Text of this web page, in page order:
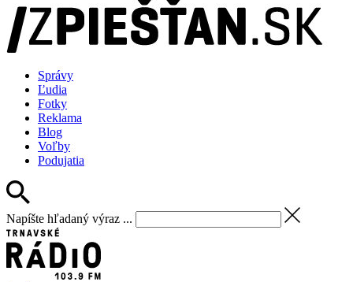
Správy
Ľudia
Fotky
Reklama
Blog
Voľby
Podujatia
Napíšte hľadaný výraz ...